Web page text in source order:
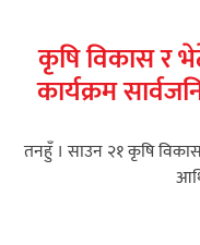
कृषि विकास र
कार्यक्रम
तनहुँ । साउन २१ कृषि